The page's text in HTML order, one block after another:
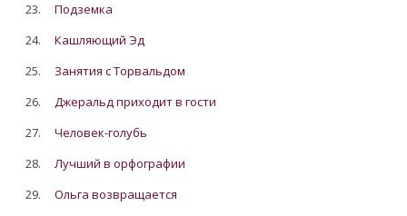
23.
Подземка
24.
Кашляющий Эд
25.
Занятия с Торвальдом
26.
Джеральд приходит в гости
27.
Человек-голубь
28.
Лучший в орфографии
29.
Ольга возвращается